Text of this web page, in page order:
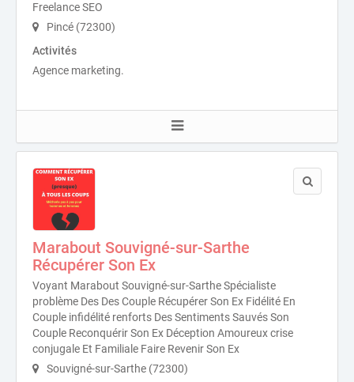
Freelance SEO
Pincé (72300)
Activités
Agence marketing.
Marabout Souvigné-sur-Sarthe
Récupérer Son Ex
Voyant Marabout Souvigné-sur-Sarthe Spécialiste
problème Des Des Couple Récupérer Son Ex Fidélité En
Couple infidélité renforts Des Sentiments Sauvés Son
Couple Reconquérir Son Ex Déception Amoureux crise
conjugale Et Familiale Faire Revenir Son Ex
Souvigné-sur-Sarthe (72300)